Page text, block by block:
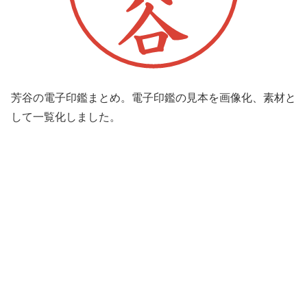
芳谷の電子印鑑まとめ。電子印鑑の見本を画像化、素材と
して一覧化しました。